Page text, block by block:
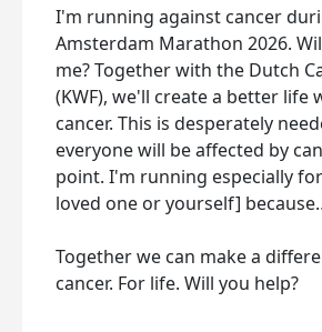
I'm running against cancer
Amsterdam Marathon 2026.
me? Together with the Dutch
(KWF), we'll create a better life
cancer. This is desperately
everyone will be affected by
point. I'm running especially
loved one or yourself]
Together we can make a
cancer. For life. Will you help?